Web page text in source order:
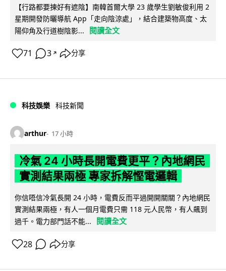
【行路都要揀好有遮陰】南韓首爾大學 23 歲學生劉敏俊利用 2
星期開發防曬導航 App「走向陰涼處」，結合建築物高度、太
陽仰角及行道樹陰影...
閱讀全文
71 3 ↗ 分享
科技娛樂 科技新聞
arthur 17 小時
冷氣 24 小時長開電費更平？內地網民
實測結果兩極 專家拆解慳電邏輯
你信唔信冷氣長開 24 小時，電費反而平過開開關關？內地網民
實測結果兩極，有人一個月電費只需 118 元人民幣，有人飆到
過千。電力部門話不能...
閱讀全文
28 分享